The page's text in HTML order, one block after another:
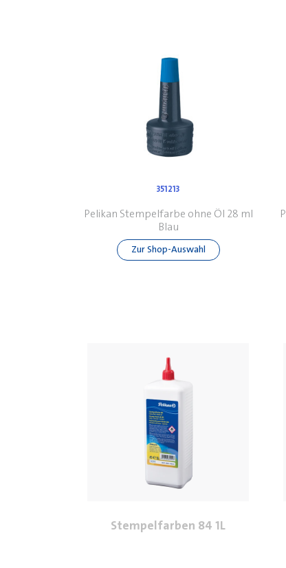
351213
Pelikan Stempelfarbe ohne Öl 28 ml
Blau
Zur Shop-Auswahl
Stempelfarben 84 1L